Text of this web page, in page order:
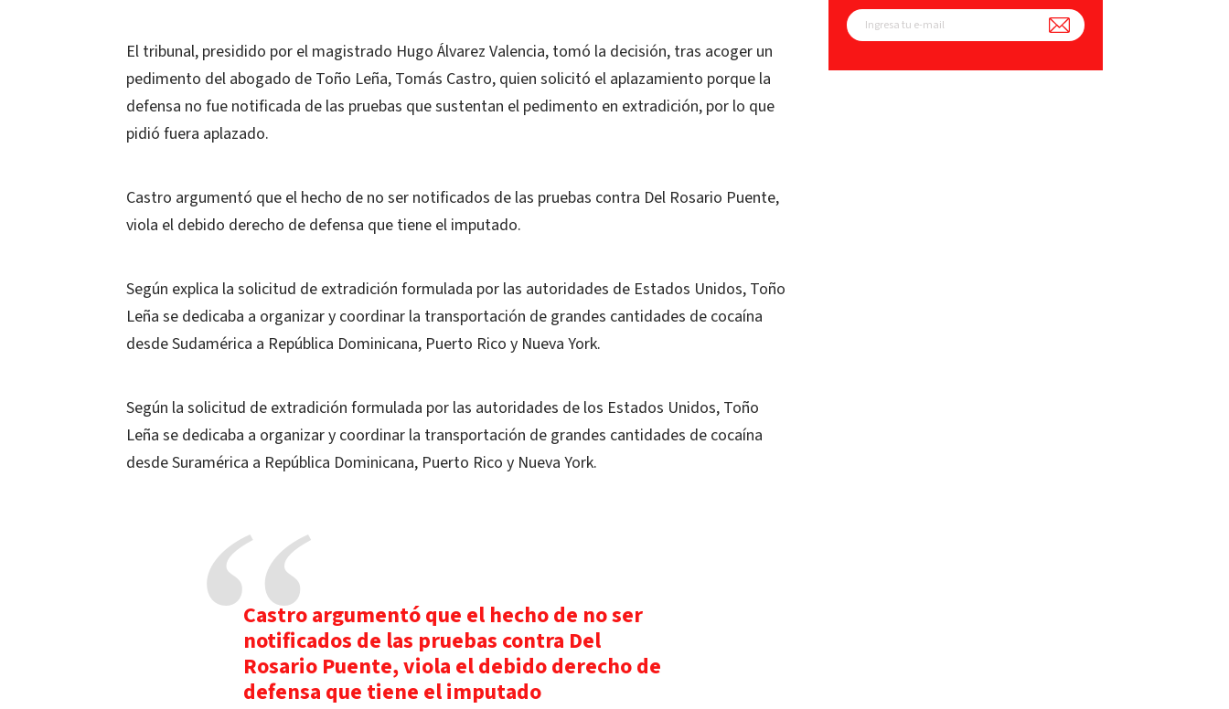
El tribunal, presidido por el magistrado Hugo Álvarez Valencia, tomó la decisión, tras acoger un
pedimento del abogado de Toño Leña, Tomás Castro, quien solicitó el aplazamiento porque la
defensa no fue notificada de las pruebas que sustentan el pedimento en extradición, por lo que
pidió fuera aplazado.
Castro argumentó que el hecho de no ser notificados de las pruebas contra Del Rosario Puente,
viola el debido derecho de defensa que tiene el imputado.
Según explica la solicitud de extradición formulada por las autoridades de Estados Unidos, Toño
Leña se dedicaba a organizar y coordinar la transportación de grandes cantidades de cocaína
desde Sudamérica a República Dominicana, Puerto Rico y Nueva York.
Según la solicitud de extradición formulada por las autoridades de los Estados Unidos, Toño
Leña se dedicaba a organizar y coordinar la transportación de grandes cantidades de cocaína
desde Suramérica a República Dominicana, Puerto Rico y Nueva York.
Castro argumentó que el hecho de no ser
notificados de las pruebas contra Del
Rosario Puente, viola el debido derecho de
defensa que tiene el imputado